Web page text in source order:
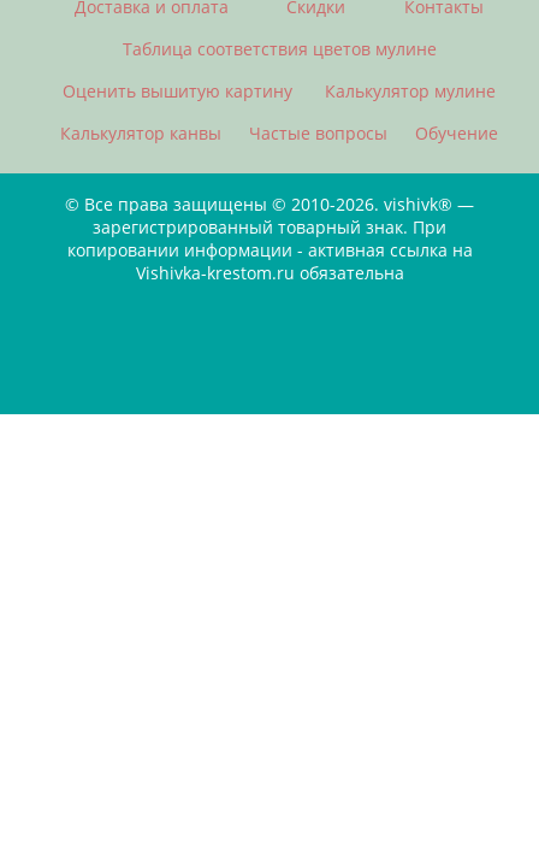
Доставка и оплата
Скидки
Контакты
Таблица соответствия цветов мулине
Оценить вышитую картину
Калькулятор мулине
Калькулятор канвы
Частые вопросы Обучение
© Все права защищены © 2010-2026. vishivk® —
зарегистрированный товарный знак. При
копировании информации - активная ссылка на
Vishivka-krestom.ru обязательна